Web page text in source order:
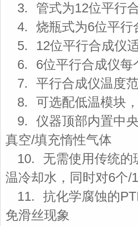
3. 管式为12位平行
4. 烧瓶式为6位平行
5. 12位平行合成仪
6. 6位平行合成仪每
7. 平行合成仪温度
8. 可选配低温模块
9. 仪器顶部内置中
真空/填充惰性气体
10. 无需使用传统的
温冷却水，同时对6个/
11. 抗化学腐蚀的
免滑丝现象